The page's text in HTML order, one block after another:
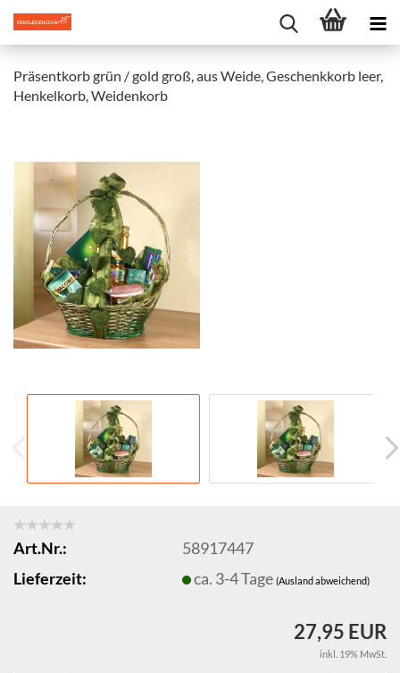
Präsentkorb grün / gold groß, aus Weide, Geschenkkorb leer,
Henkelkorb, Weidenkorb
Art.Nr.:
58917447
Lieferzeit:
ca. 3-4 Tage(Ausland abweichend)
27,95 EUR
inkl. 19% MwSt.